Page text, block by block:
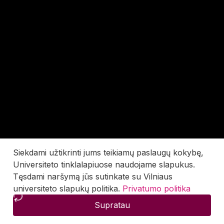
Siekdami užtikrinti jums teikiamų paslaugų kokybę,
Universiteto tinklalapiuose naudojame slapukus.
Tęsdami naršymą jūs sutinkate su Vilniaus
universiteto slapukų politika. Privatumo politika
Supratau